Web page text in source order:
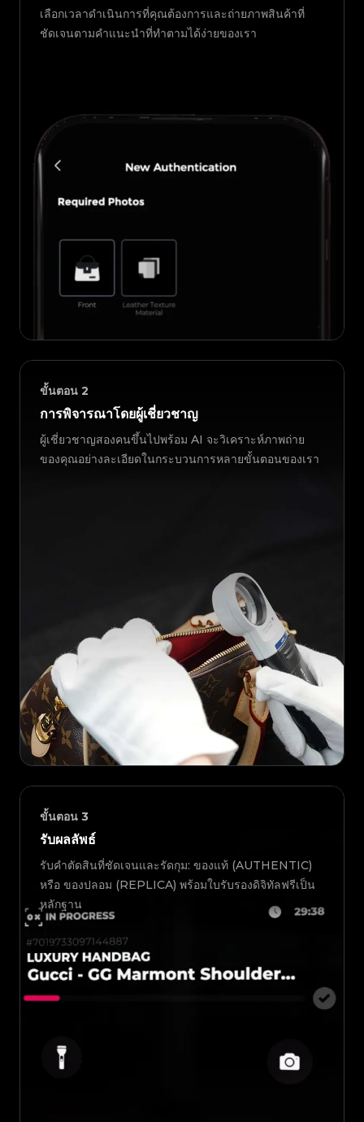
เลือกเวลาดำเนินการที่คุณต้องการและถ่ายภาพสินค้าที่
ชัดเจนตามคำแนะนำที่ทำตามได้ง่ายของเรา
ขั้นตอน 2
การพิจารณาโดยผู้เชี่ยวชาญ
ผู้เชี่ยวชาญสองคนขึ้นไปพร้อม AI จะวิเคราะห์ภาพถ่าย
ของคุณอย่างละเอียดในกระบวนการหลายขั้นตอนของเรา
ขั้นตอน 3
รับผลลัพธ์
รับคำตัดสินที่ชัดเจนและรัดกุม: ของแท้ (AUTHENTIC)
หรือ ของปลอม (REPLICA) พร้อมใบรับรองดิจิทัลฟรีเป็น
หลักฐาน